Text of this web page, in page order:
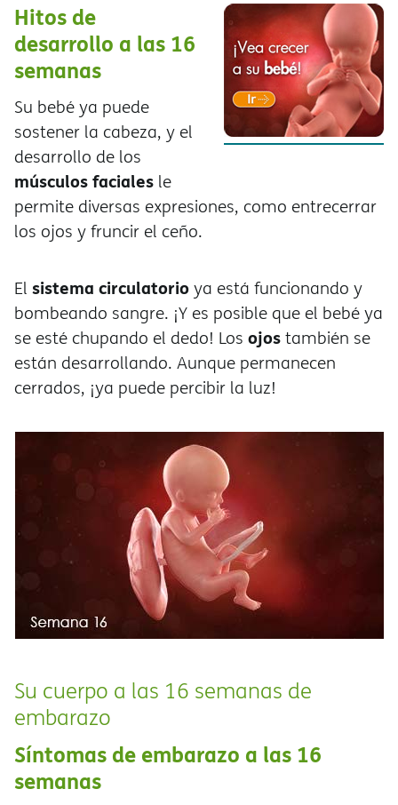
Hitos de
desarrollo a las 16
semanas
Su bebé ya puede
sostener la cabeza, y el
desarrollo de los
músculos faciales le
permite diversas expresiones, como entrecerrar
los ojos y fruncir el ceño.
El sistema circulatorioya está funcionando y
bombeando sangre. ¡Y es posible que el bebé ya
se esté chupando el dedo! Los ojostambién se
están desarrollando. Aunque permanecen
cerrados, ¡ya puede percibir la luz!
Su cuerpo a las 16 semanas de
embarazo
Síntomas de embarazo a las 16
semanas